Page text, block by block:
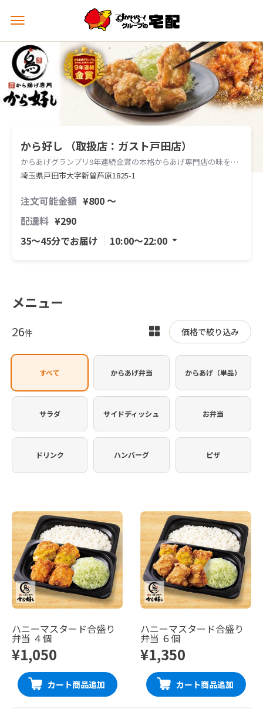
メ
ュ
ー
を
開
く
から好し （取扱店：ガスト戸田店）
からあげグランプリ9年連続金賞の本格からあげ専門店の味をお届けします。
埼玉県戸田市大字新曽芦原1825-1
注文可能金額 ¥800 〜
配達料 ¥290
35〜45分でお届け
10:00〜22:00
メニュー
26件
表
を
り
価格で絞り込み
すべて からあげ弁当 からあげ（単品）
サラダ サイドディッシュ お弁当
ドリンク ハンバーグ ピザ
ハニーマスタード合盛り
弁当 ４個
¥1,050
カート商品追加
ハニーマスタード合盛り
弁当 ６個
¥1,350
カート商品追加